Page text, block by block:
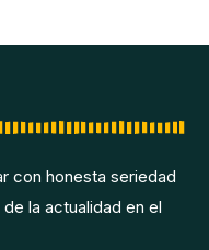
con honesta seriedad
la actualidad en el